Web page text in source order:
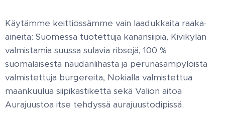
Käytämme keittiössämme vain laadukkaita raaka-
aineita: Suomessa tuotettuja kanansiipiä, Kivikylän
valmistamia suussa sulavia ribsejä, 100 %
suomalaisesta naudanlihasta ja perunasämpylöistä
valmistettuja burgereita, Nokialla valmistettua
maankuulua siipikastiketta sekä Valion aitoa
Aurajuustoa itse tehdyssä aurajuustodipissä.